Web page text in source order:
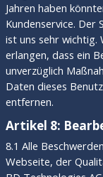
Jahren haben
Kundenservice. Der
ist uns sehr wichtig.
erlangen, dass ein
unverzüglich
Daten dieses
entfernen.
Artikel 8:
8.1 Alle
Webseite, der